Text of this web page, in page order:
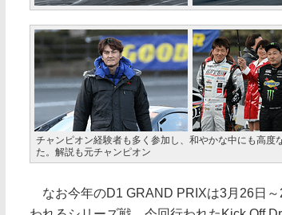
チャンピオン経験者も多く参加し、和やかな中にも高度
た。解説も元チャンピオン
なお今年のD1 GRAND PRIXは3月26日